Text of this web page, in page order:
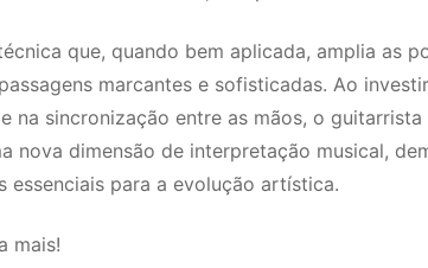
que, quando bem aplicada, amplia as
marcantes e sofisticadas. Ao
na sincronização entre as mãos, o
nova dimensão de interpretação musical,
essenciais para a evolução artística.
mais!